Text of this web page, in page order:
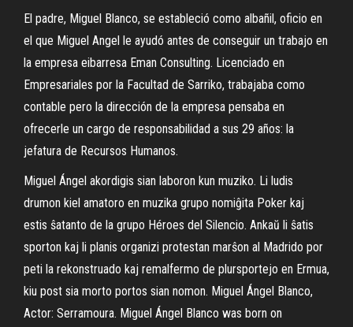
El padre, Miguel Blanco, se estableció como albañil, oficio en
el que Miguel Angel le ayudó antes de conseguir un trabajo en
la empresa eibarresa Eman Consulting. Licenciado en
Empresariales por la Facultad de Sarriko, trabajaba como
contable pero la dirección de la empresa pensaba en
ofrecerle un cargo de responsabilidad a sus 29 años: la
jefatura de Recursos Humanos.
Miguel Ángel akordigis sian laboron kun muziko. Li ludis
drumon kiel amatoro en muzika grupo nomiĝita Poker kaj
estis ŝatanto de la grupo Héroes del Silencio. Ankaŭ li ŝatis
sporton kaj li planis organizi protestan marŝon al Madrido por
peti la rekonstruado kaj remalfermo de plursportejo en Ermua,
kiu post sia morto portos sian nomon. Miguel Ángel Blanco,
Actor: Serramoura. Miguel Ángel Blanco was born on